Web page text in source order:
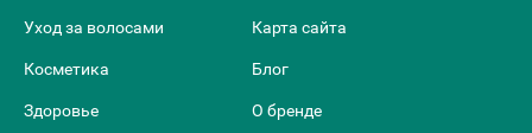
Уход за волосами
Косметика
Здоровье
Карта сайта
Блог
О бренде